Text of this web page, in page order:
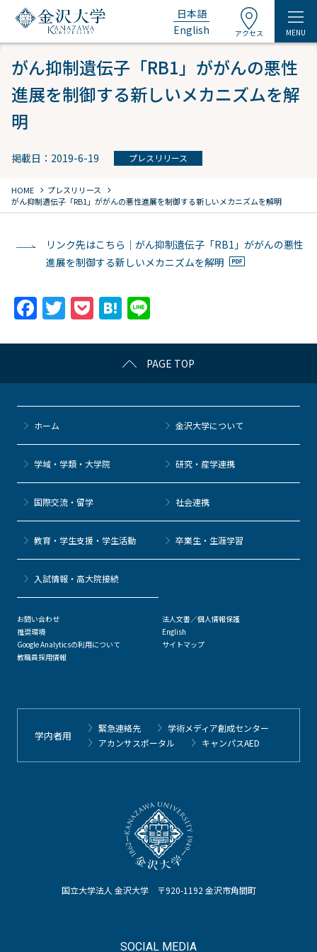
日本語
English
アクセス MENU
がん抑制遺伝子「RB1」ががんの悪性
進展を制御する新しいメカニズムを解
明
掲載日：2019-6-19 プレスリリース
HOME chevron_right プレスリリース chevron_right
がん抑制遺伝子「RB1」ががんの悪性進展を制御する新しいメカニズムを解明
リンク先はこちら｜がん抑制遺伝子「RB1」ががんの悪性
進展を制御する新しいメカニズムを解明
F
c
e
b
o
o
k
T
itt
er
P
c
k
et
H
e
n
a
e
PAGE TOP
国立大学法人 金沢大学 〒920-1192 金沢市角間町
SOCIAL MEDIA
ホーム 金沢大学について
学域・学類・大学院 研究・産学連携
国際交流・留学 社会連携
教育・学生支援・学生活動 卒業生・生涯学習
⼊試情報・高大院接続
お問い合わせ
推奨環境
Google Analyticsの利用について
教職員採用情報
法人文書／個人情報保護
English
サイトマップ
学内者用
緊急連絡先
学術メディア創成センター
アカンサスポータル
キャンパスAED